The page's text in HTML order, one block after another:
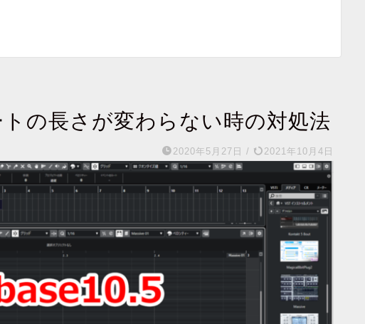
トの長さが変わらない時の対処法
2020年5月27日 / 2021年10月4日